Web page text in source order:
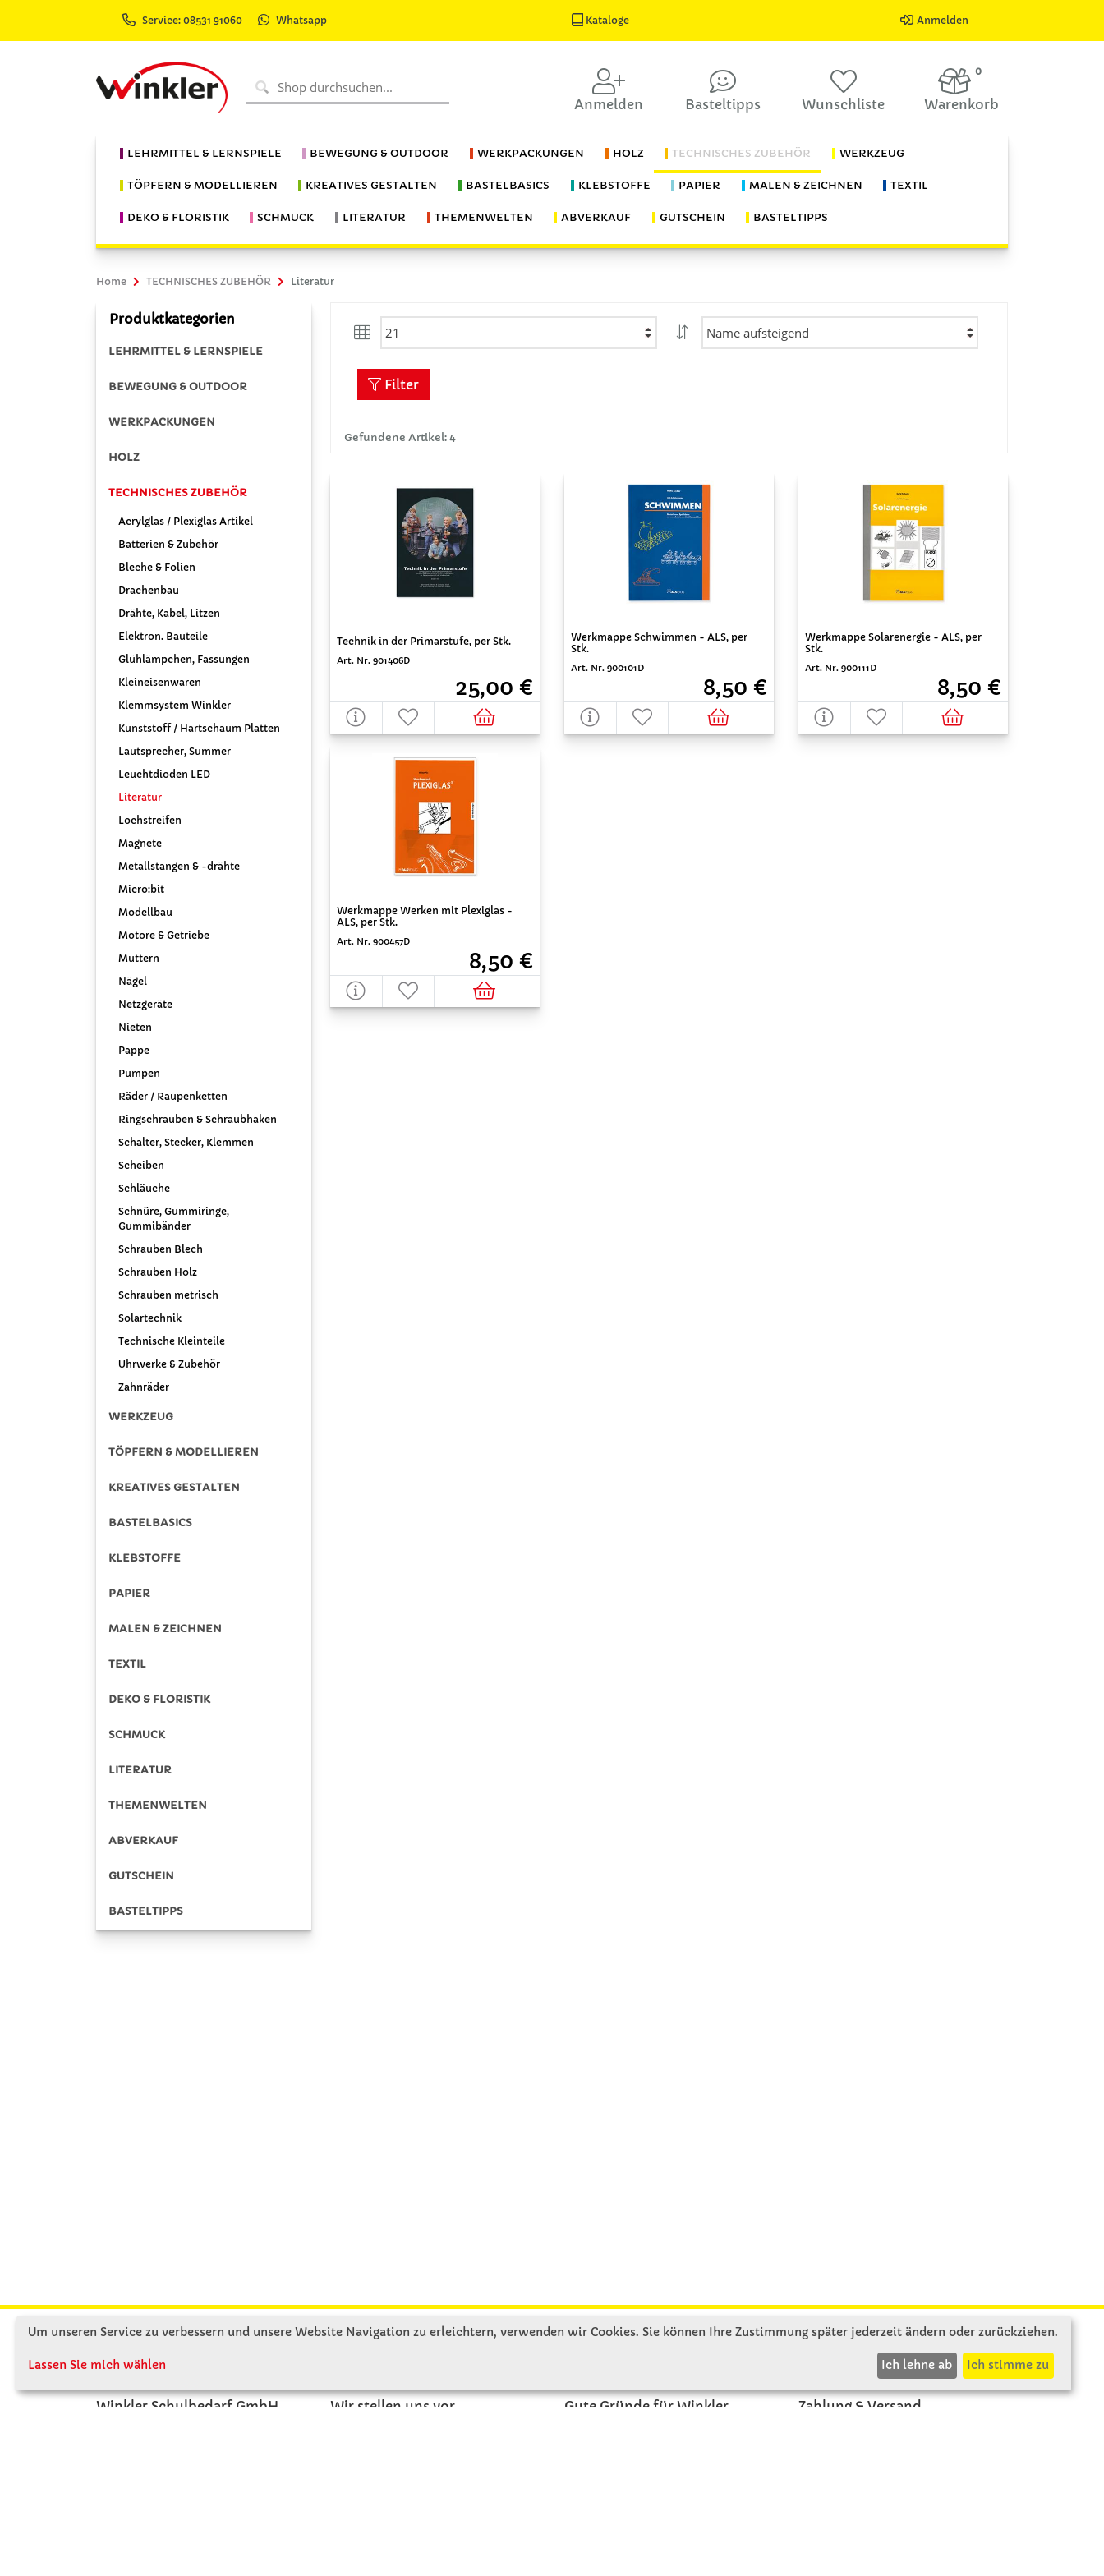
Service: 08531 91060 Whatsapp Kataloge Anmelden
Anmelden Basteltipps Wunschliste
0
Warenkorb
LEHRMITTEL & LERNSPIELE BEWEGUNG & OUTDOOR WERKPACKUNGEN HOLZ TECHNISCHES ZUBEHÖR WERKZEUG
TÖPFERN & MODELLIEREN KREATIVES GESTALTEN BASTELBASICS KLEBSTOFFE PAPIER MALEN & ZEICHNEN TEXTIL
DEKO & FLORISTIK SCHMUCK LITERATUR THEMENWELTEN ABVERKAUF GUTSCHEIN BASTELTIPPS
Home TECHNISCHES ZUBEHÖR Literatur
Produktkategorien
LEHRMITTEL & LERNSPIELE
BEWEGUNG & OUTDOOR
WERKPACKUNGEN
HOLZ
TECHNISCHES ZUBEHÖR
Acrylglas / Plexiglas Artikel
Batterien & Zubehör
Bleche & Folien
Drachenbau
Drähte, Kabel, Litzen
Elektron. Bauteile
Glühlämpchen, Fassungen
Kleineisenwaren
Klemmsystem Winkler
Kunststoff / Hartschaum Platten
Lautsprecher, Summer
Leuchtdioden LED
Literatur
Lochstreifen
Magnete
Metallstangen & -drähte
Micro:bit
Modellbau
Motore & Getriebe
Muttern
Nägel
Netzgeräte
Nieten
Pappe
Pumpen
Räder / Raupenketten
Ringschrauben & Schraubhaken
Schalter, Stecker, Klemmen
Scheiben
Schläuche
Schnüre, Gummiringe,
Gummibänder
Schrauben Blech
Schrauben Holz
Schrauben metrisch
Solartechnik
Technische Kleinteile
Uhrwerke & Zubehör
Zahnräder
WERKZEUG
TÖPFERN & MODELLIEREN
KREATIVES GESTALTEN
BASTELBASICS
KLEBSTOFFE
PAPIER
MALEN & ZEICHNEN
TEXTIL
DEKO & FLORISTIK
SCHMUCK
LITERATUR
THEMENWELTEN
ABVERKAUF
GUTSCHEIN
BASTELTIPPS
Gefundene Artikel: 4
Filter
Technik in der Primarstufe, per Stk.
Art. Nr. 901406D
25,00 €
Werkmappe Schwimmen - ALS, per
Stk.
Art. Nr. 900101D
8,50 €
Werkmappe Solarenergie - ALS, per
Stk.
Art. Nr. 900111D
8,50 €
Werkmappe Werken mit Plexiglas -
ALS, per Stk.
Art. Nr. 900457D
8,50 €
KONTAKT
Winkler Schulbedarf GmbH
Wir stellen uns vor
Gute Gründe für Winkler
Zahlung & Versand
Um unseren Service zu verbessern und unsere Website Navigation zu erleichtern, verwenden wir Cookies. Sie können Ihre Zustimmung später jederzeit ändern oder zurückziehen.
Lassen Sie mich wählen Ich lehne ab Ich stimme zu